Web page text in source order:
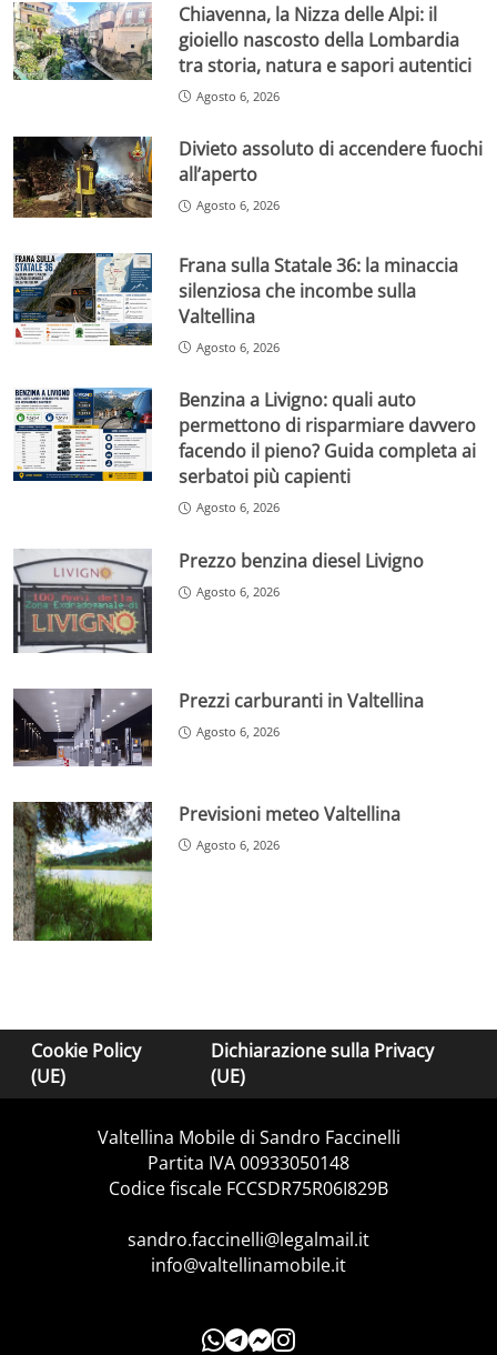
Chiavenna, la Nizza delle Alpi: il
gioiello nascosto della Lombardia
tra storia, natura e sapori autentici
Agosto 6, 2026
Divieto assoluto di accendere fuochi
all’aperto
Agosto 6, 2026
Frana sulla Statale 36: la minaccia
silenziosa che incombe sulla
Valtellina
Agosto 6, 2026
Benzina a Livigno: quali auto
permettono di risparmiare davvero
facendo il pieno? Guida completa ai
serbatoi più capienti
Agosto 6, 2026
Prezzo benzina diesel Livigno
Agosto 6, 2026
Prezzi carburanti in Valtellina
Agosto 6, 2026
Previsioni meteo Valtellina
Agosto 6, 2026
Cookie Policy
(UE)
Dichiarazione sulla Privacy
(UE)
Valtellina Mobile di Sandro Faccinelli
Partita IVA 00933050148
Codice fiscale FCCSDR75R06I829B
sandro.faccinelli@legalmail.it
info@valtellinamobile.it